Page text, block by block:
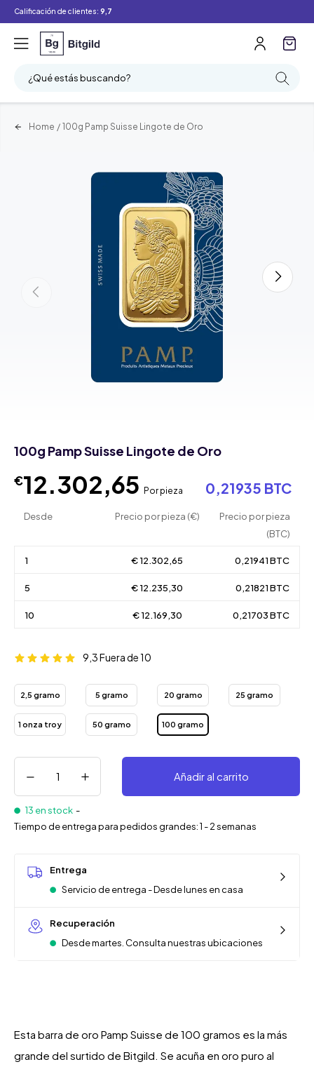
Calificación de clientes: 9,7
¿Qué estás buscando?
Home / 100g Pamp Suisse Lingote de Oro
100g Pamp Suisse Lingote de Oro
€12.302,65 Por pieza 0,21935 BTC
Desde Precio por pieza (€)
Precio por pieza
(BTC)
1 € 12.302,65 0,21941 BTC
5 € 12.235,30 0,21821 BTC
10 € 12.169,30 0,21703 BTC
9,3Fuera de 10
2,5 gramo 5 gramo 20 gramo 25 gramo
1 onza troy 50 gramo 100 gramo
Añadir al carrito
13 en stock -
Tiempo de entrega para pedidos grandes: 1 - 2 semanas
Entrega
Servicio de entrega - Desde lunes en casa
Recuperación
Desde martes. Consulta nuestras ubicaciones
Esta barra de oro Pamp Suisse de 100 gramos es la más
grande del surtido de Bitgild. Se acuña en oro puro al